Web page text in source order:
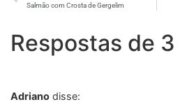
Salmão com Crosta de Gergelim
Respostas de 3
Adriano disse: